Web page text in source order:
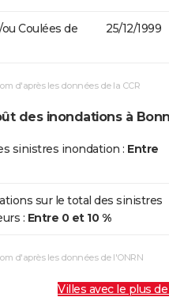
Coulées de
25/12/1999
d'après les données de la CCR
des inondations à
sinistres inondation : Entre
sur le total des sinistres
: Entre 0 et 10 %
d'après les données de l'ONRN
Villes avec le plus